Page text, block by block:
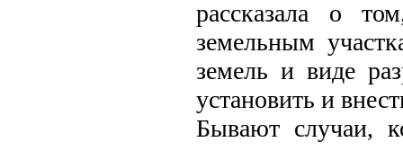
рассказала о
земельным
земель и виде
установить и
Бывают случаи,